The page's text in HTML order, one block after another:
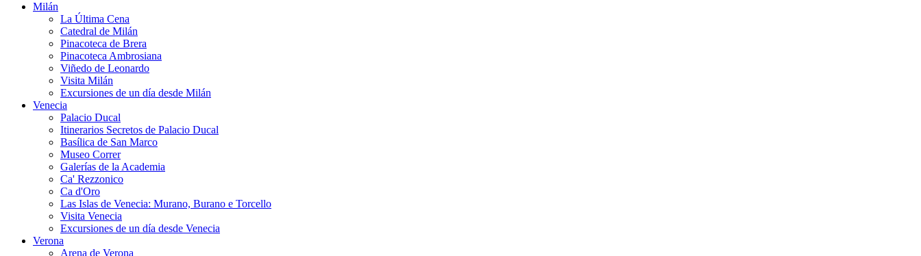
Milán
La Última Cena
Catedral de Milán
Pinacoteca de Brera
Pinacoteca Ambrosiana
Viñedo de Leonardo
Visita Milán
Excursiones de un día desde Milán
Venecia
Palacio Ducal
Itinerarios Secretos de Palacio Ducal
Basílica de San Marco
Museo Correr
Galerías de la Academia
Ca' Rezzonico
Ca d'Oro
Las Islas de Venecia: Murano, Burano e Torcello
Visita Venecia
Excursiones de un día desde Venecia
Verona
Arena de Verona